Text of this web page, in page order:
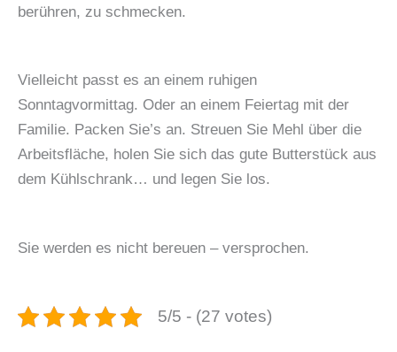
berühren, zu schmecken.
Vielleicht passt es an einem ruhigen
Sonntagvormittag. Oder an einem Feiertag mit der
Familie. Packen Sie’s an. Streuen Sie Mehl über die
Arbeitsfläche, holen Sie sich das gute Butterstück aus
dem Kühlschrank… und legen Sie los.
Sie werden es nicht bereuen – versprochen.
5/5 - (27 votes)